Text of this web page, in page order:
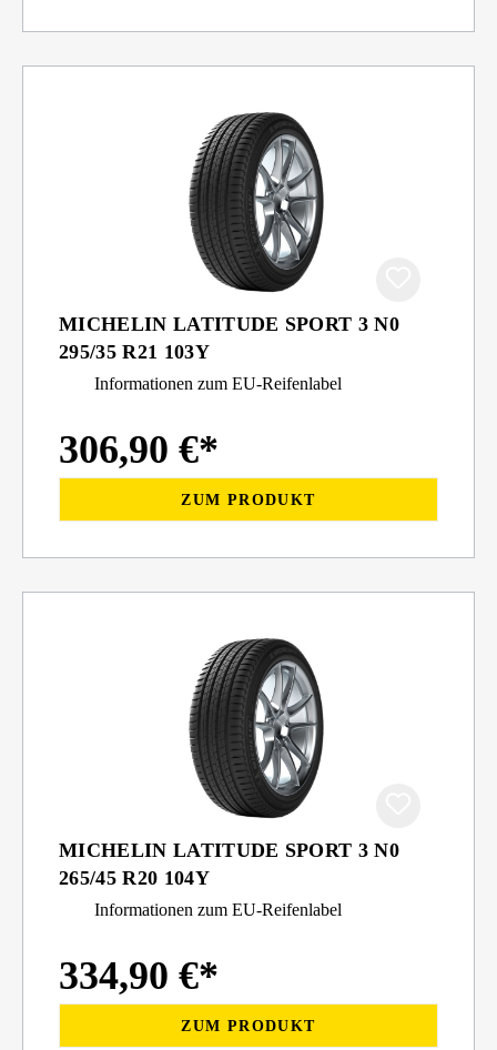
MICHELIN LATITUDE SPORT 3 N0
295/35 R21 103Y
Informationen zum EU-Reifenlabel
306,90 €*
ZUM PRODUKT
MICHELIN LATITUDE SPORT 3 N0
265/45 R20 104Y
Informationen zum EU-Reifenlabel
334,90 €*
ZUM PRODUKT